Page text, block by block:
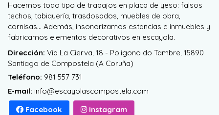
Hacemos todo tipo de trabajos en placa de yeso: falsos
techos, tabiquería, trasdosados, muebles de obra,
cornisas... Además, insonorizamos estancias e inmuebles y
fabricamos elementos decorativos en escayola.
Dirección: Vía La Cierva, 18 - Polígono do Tambre, 15890
Santiago de Compostela (A Coruña)
Teléfono: 981 557 731
E-mail: info@escayolascompostela.com
Facebook Instagram